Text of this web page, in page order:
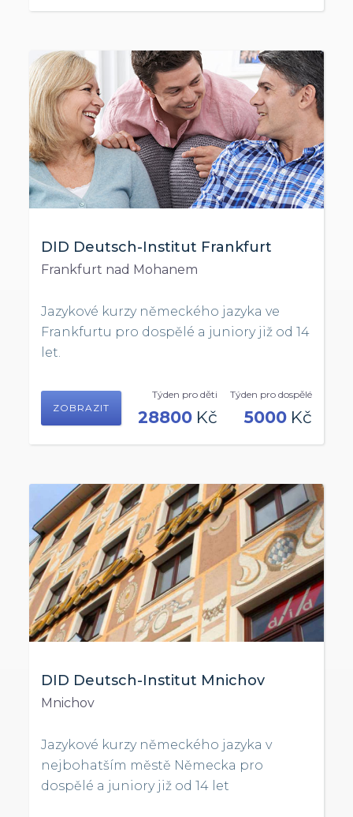
DID Deutsch-Institut Frankfurt
Frankfurt nad Mohanem
Jazykové kurzy německého jazyka ve
Frankfurtu pro dospělé a juniory již od 14
let.
ZOBRAZIT
Týden pro děti
28800 Kč
Týden pro dospělé
5000 Kč
DID Deutsch-Institut Mnichov
Mnichov
Jazykové kurzy německého jazyka v
nejbohatším městě Německa pro
dospělé a juniory již od 14 let